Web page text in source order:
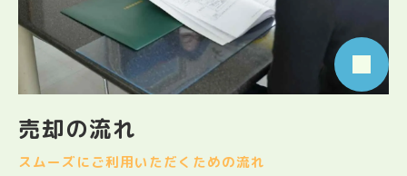
売却の流れ
スムーズにご利用いただくための流れ